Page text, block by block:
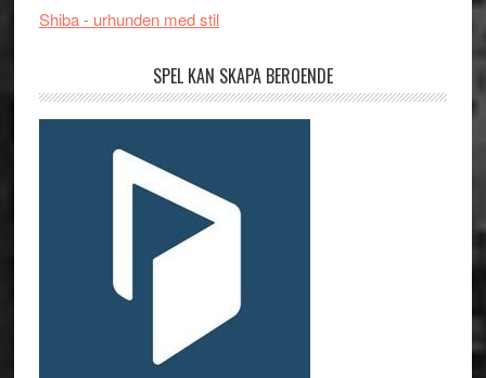
Shiba - urhunden med stil
SPEL KAN SKAPA BEROENDE